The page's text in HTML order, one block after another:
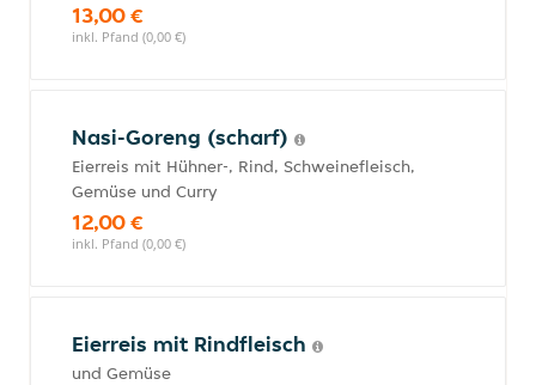
13,00 €
inkl. Pfand (0,00 €)
Nasi-Goreng (scharf)
Eierreis mit Hühner-, Rind, Schweinefleisch,
Gemüse und Curry
12,00 €
inkl. Pfand (0,00 €)
Eierreis mit Rindfleisch
und Gemüse